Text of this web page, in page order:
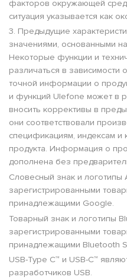
факторов окружающей
ситуация указывается как
3. Предыдущие
значениями, основанными
Некоторые функции и
различаться в зависимости
точной информации о
и функций Ulefone может в
вносить коррективы в
они соответствовали
спецификациям, индексам и
продукта. Информация о
дополнена без
Словесный знак и логотипы
зарегистрированными
принадлежащими Google.
Товарный знак и логотипы
зарегистрированными
принадлежащими Bluetooth
USB-Type C™ и USB-C™
разработчиков USB.